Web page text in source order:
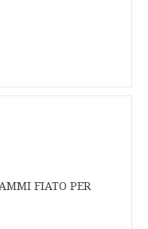
FIATO PER